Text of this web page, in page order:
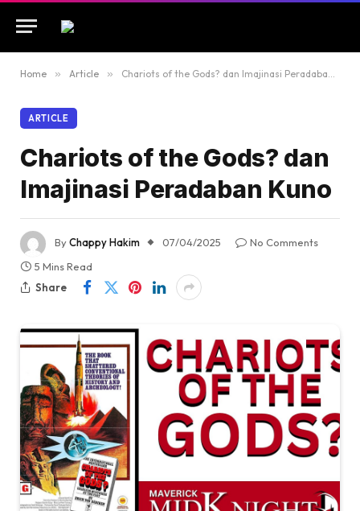
Home » Article » Chariots of the Gods? dan Imajinasi Peradaban Kuno
ARTICLE
Chariots of the Gods? dan
Imajinasi Peradaban Kuno
ByChappy Hakim 07/04/2025
No Comments
5 Mins Read
Share